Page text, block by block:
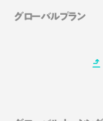
グローバルプラン